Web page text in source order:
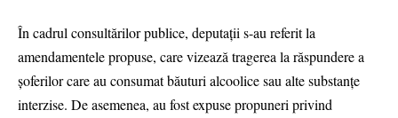
În cadrul consultărilor publice, deputații s-au referit la
amendamentele propuse, care vizează tragerea la răspundere a
șoferilor care au consumat băuturi alcoolice sau alte substanțe
interzise. De asemenea, au fost expuse propuneri privind